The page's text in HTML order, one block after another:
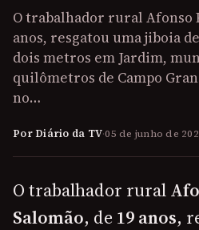
O trabalhador rural Afonso
anos, resgatou uma jiboia
dois metros em Jardim,
quilômetros de Campo
no…
Por Diário da TV·05 de junho de
O trabalhador rural
Salomão, de 19 anos,